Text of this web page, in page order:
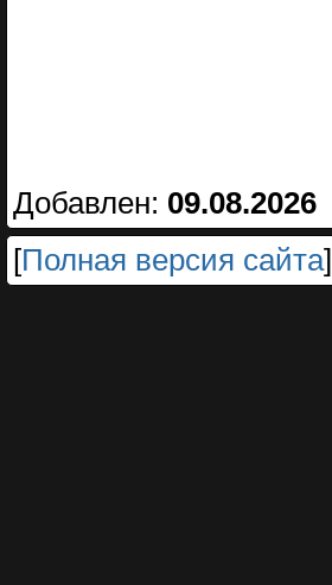
Добавлен: 09.08.2026
[Полная версия сайта]